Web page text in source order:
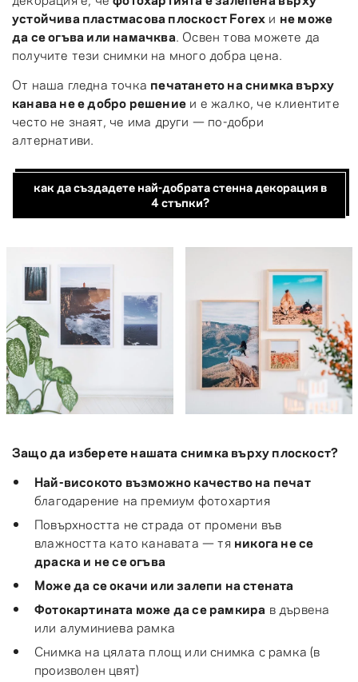
устойчива пластмасова плоскост Forex и не може
да се огъва или намачква . Освен това можете да
получите тези снимки на много добра цена.
От наша гледна точка печатането на снимка върху
канава не е добро решение и е жалко, че клиентите
често не знаят, че има други — по-добри
алтернативи.
как да създадете най-добрата стенна декорация в
4 стъпки?
Защо да изберете нашата снимка върху плоскост?
Най-високото възможно качество на печат
благодарение на премиум фотохартия
Повърхността не страда от промени във
влажността като канавата — тя никога не се
драска и не се огъва
Може да се окачи или залепи на стената
Фотокартината може да се рамкира в дървена
или алуминиева рамка
Снимка на цялата площ или снимка с рамка (в
произволен цвят)